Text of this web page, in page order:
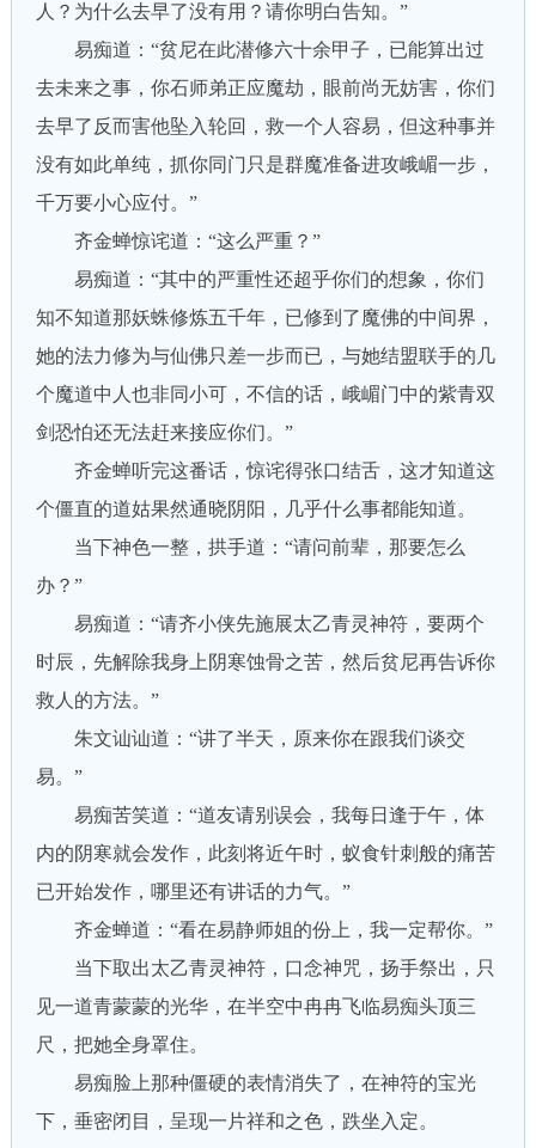
人？为什么去早了没有用？请你明白告知。”
易痴道：“贫尼在此潜修六十余甲子，已能算出过
去未来之事，你石师弟正应魔劫，眼前尚无妨害，你们
去早了反而害他坠入轮回，救一个人容易，但这种事并
没有如此单纯，抓你同门只是群魔准备进攻峨嵋一步，
千万要小心应付。”
齐金蝉惊诧道：“这么严重？”
易痴道：“其中的严重性还超乎你们的想象，你们
知不知道那妖蛛修炼五千年，已修到了魔佛的中间界，
她的法力修为与仙佛只差一步而已，与她结盟联手的几
个魔道中人也非同小可，不信的话，峨嵋门中的紫青双
剑恐怕还无法赶来接应你们。”
齐金蝉听完这番话，惊诧得张口结舌，这才知道这
个僵直的道姑果然通晓阴阳，几乎什么事都能知道。
当下神色一整，拱手道：“请问前辈，那要怎么
办？”
易痴道：“请齐小侠先施展太乙青灵神符，要两个
时辰，先解除我身上阴寒蚀骨之苦，然后贫尼再告诉你
救人的方法。”
朱文讪讪道：“讲了半天，原来你在跟我们谈交
易。”
易痴苦笑道：“道友请别误会，我每日逢于午，体
内的阴寒就会发作，此刻将近午时，蚁食针刺般的痛苦
已开始发作，哪里还有讲话的力气。”
齐金蝉道：“看在易静师姐的份上，我一定帮你。”
当下取出太乙青灵神符，口念神咒，扬手祭出，只
见一道青蒙蒙的光华，在半空中冉冉飞临易痴头顶三
尺，把她全身罩住。
易痴脸上那种僵硬的表情消失了，在神符的宝光
下，垂密闭目，呈现一片祥和之色，跌坐入定。